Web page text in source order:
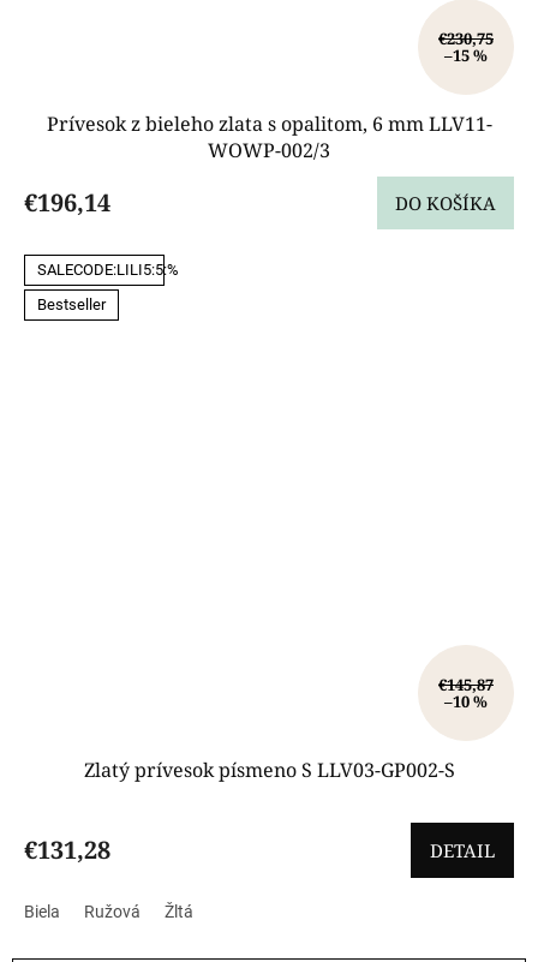
€230,75
–15 %
Prívesok z bieleho zlata s opalitom, 6 mm LLV11-
WOWP-002/3
€196,14 DO KOŠÍKA
SALECODE:LILI5:5:%
Bestseller
€145,87
–10 %
Zlatý prívesok písmeno S LLV03-GP002-S
€131,28 DETAIL
Biela Ružová Žltá